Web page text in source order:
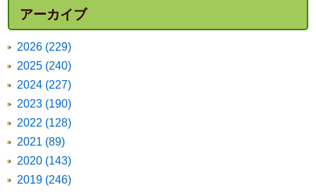
アーカイブ
2026 (229)
2025 (240)
2024 (227)
2023 (190)
2022 (128)
2021 (89)
2020 (143)
2019 (246)